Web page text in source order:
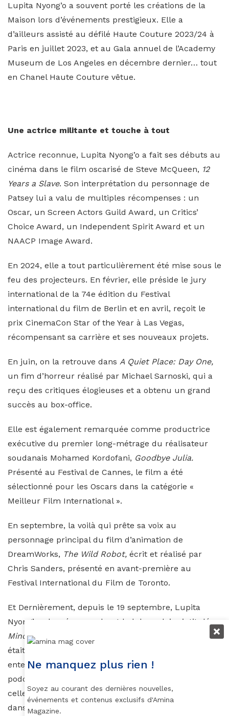
Lupita Nyong’o a souvent porté les créations de la
Maison lors d’événements prestigieux. Elle a
d’ailleurs assisté au défilé Haute Couture 2023/24 à
Paris en juillet 2023, et au Gala annuel de l’Academy
Museum de Los Angeles en décembre dernier… tout
en Chanel Haute Couture vêtue.
Une actrice militante et touche à tout
Actrice reconnue, Lupita Nyong’o a fait ses débuts au
cinéma dans le film oscarisé de Steve McQueen, 12
Years a Slave. Son interprétation du personnage de
Patsey lui a valu de multiples récompenses : un
Oscar, un Screen Actors Guild Award, un Critics’
Choice Award, un Independent Spirit Award et un
NAACP Image Award.
En 2024, elle a tout particulièrement été mise sous le
feu des projecteurs. En février, elle préside le jury
international de la 74e édition du Festival
international du film de Berlin et en avril, reçoit le
prix CinemaCon Star of the Year à Las Vegas,
récompensant sa carrière et ses nouveaux projets.
En juin, on la retrouve dans A Quiet Place: Day One,
un fim d’horreur réalisé par Michael Sarnoski, qui a
reçu des critiques élogieuses et a obtenu un grand
succès au box-office.
Elle est également remarquée comme productrice
exécutive du premier long-métrage du réalisateur
soudanais Mohamed Kordofani, Goodbye Julia.
Présenté au Festival de Cannes, le film a été
sélectionné pour les Oscars dans la catégorie «
Meilleur Film International ».
En septembre, la voilà qui prête sa voix au
personnage principal du film d’animation de
DreamWorks, The Wild Robot, écrit et réalisé par
Chris Sanders, présenté en avant-première au
Festival International du Film de Toronto.
Et Dernièrement, depuis le 19 septembre, Lupita
Nyong’o a lancé son podcast hebdomadaire intitulé
Mind Your Own
. Cette idée lui est venue alors qu’elle
était coincée dans les embouteillages et souhaitait
entendre une histoire de son pays, le Kenya. Dans son
podcast, elle partage des histoires de sa vie et de
celle de personnes issues de la diaspora africaine
dans six langues africaines.
Ne manquez plus rien !
Soyez au courant des dernières nouvelles,
événements et contenus exclusifs d'Amina
Magazine.